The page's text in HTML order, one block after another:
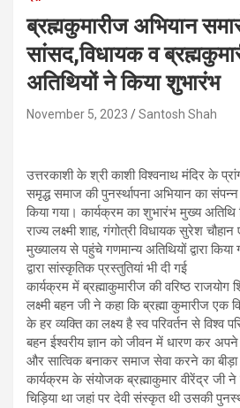
ब्रह्मकुमारीज अभियान
सांसद,विधायक व
अतिथियों ने किया शुभारंभ
November 5, 2023 Santosh Shah
उत्तरकाशी के श्री काशी विश्वनाथ मंदिर के
समृद्ध समाज की पुनर्स्थापना अभियान का
किया गया। कार्यक्रम का शुभारंभ मुख्य अतिथि
राज्य लक्ष्मी शाह, गंगोत्री विधायक सुरेश
मुख्यालय से पहुंचे गणमान्य अतिथियों द्वारा
द्वारा सांस्कृतिक प्रस्तुतियां भी दी गई
कार्यक्रम में ब्रह्माकुमारीज की वरिष्ठ राजयोग
लक्ष्मी बहन जी ने कहा कि ब्रह्मा कुमारीज एक
के हर व्यक्ति का लक्ष्य है स्व परिवर्तन से विश्व
बहन ईश्वरीय ज्ञान को जीवन में धारण कर
और सात्विक बनाकर समाज सेवा करने का बीड़ा
कार्यक्रम के संयोजक ब्रह्माकुमार वीरेंद्र जी
चिड़िया था जहां पर देवी संस्कृत थी उसकी